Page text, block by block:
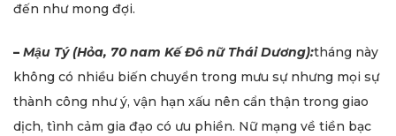
đến như mong đợi.
– Mậu Tý (Hỏa, 70 nam Kế Đô nữ Thái Dương):tháng này
không có nhiều biến chuyển trong mưu sự nhưng mọi sự
thành công như ý, vận hạn xấu nên cẩn thận trong giao
dịch, tình cảm gia đạo có ưu phiền. Nữ mạng về tiền bạc